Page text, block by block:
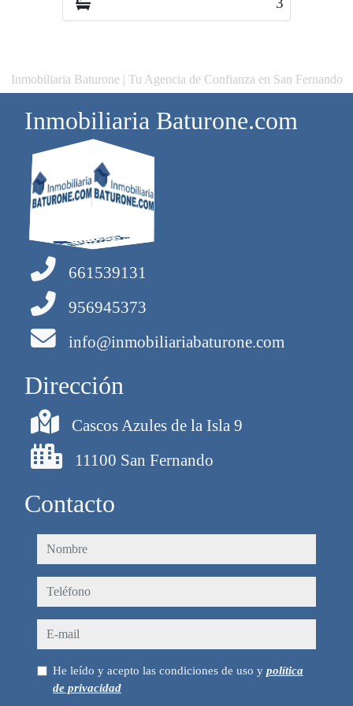
Inmobiliaria Baturone | Tu Agencia de Confianza en San Fernando
Inmobiliaria Baturone.com
661539131
956945373
info@inmobiliariabaturone.com
Dirección
Cascos Azules de la Isla 9
11100 San Fernando
Contacto
nombre
teléfono
e-mail
He leído y acepto las condiciones de uso y política
de privacidad